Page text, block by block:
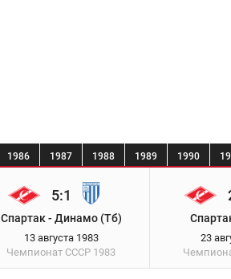
1986 1987 1988 1989 1990
5:1
Спартак - Динамо (Тб)
13 августа 1983
Чемпионат СССР 1983
23